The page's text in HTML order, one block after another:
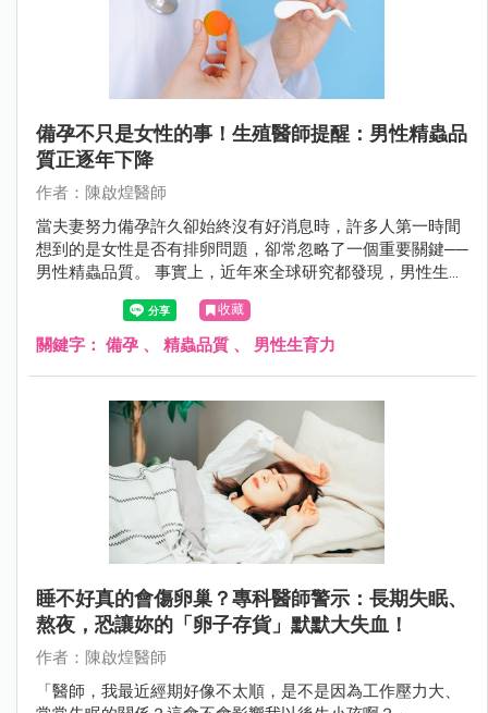
備孕不只是女性的事！生殖醫師提醒：男性精蟲品
質正逐年下降
作者：陳啟煌醫師
當夫妻努力備孕許久卻始終沒有好消息時，許多人第一時間
想到的是女性是否有排卵問題，卻常忽略了一個重要關鍵──
男性精蟲品質。 事實上，近年來全球研究都發現，男性生育
力正面臨前所未有的挑戰。
收藏
關鍵字： 備孕 、 精蟲品質 、 男性生育力
睡不好真的會傷卵巢？專科醫師警示：長期失眠、
熬夜，恐讓妳的「卵子存貨」默默大失血！
作者：陳啟煌醫師
「醫師，我最近經期好像不太順，是不是因為工作壓力大、